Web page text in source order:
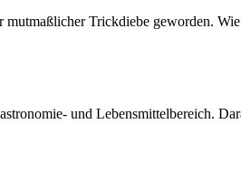
Trickdiebe geworden.
und Lebensmittelbereich.